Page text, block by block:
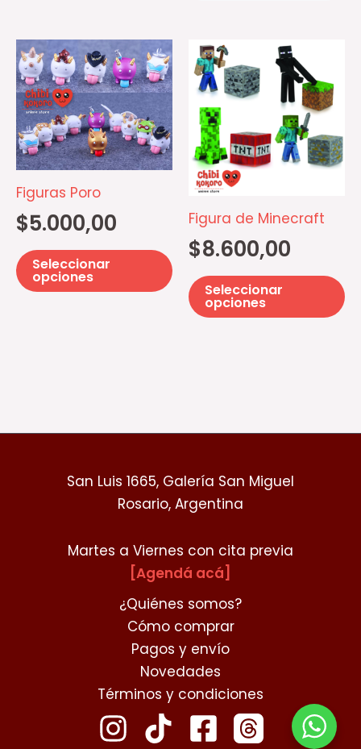
Figuras Poro
$5.000,00
Seleccionar
opciones
producto
tiene
múltiples
variantes.
Las
opciones
pueden
elegir
en
página
Figura de Minecraft
$8.600,00
Seleccionar
opciones
la
San Luis 1665, Galería San Miguel
Rosario, Argentina
Martes a Viernes con cita previa
[Agendá acá]
¿Quiénes somos?
Cómo comprar
Pagos y envío
Novedades
Términos y condiciones